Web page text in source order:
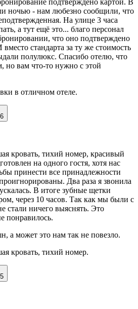
подтверждено картой. В
ночью - нам любезно сообщили, что
На улице 3 часа
а тут ещё это... благо персонал
что оно подтверждено
стандарта за ту же стоимость
полулюкс. Спасибо отелю, что
но вам что-то нужно с этой
в отличном отеле.
6
кровать, тихий номер, красивый
на одного гостя, хотя нас
принести все принадлежности
Два раза я звонила
В итоге зубные щетки
через 10 часов. Так как мы были с
стали ничего выяснять. Это
понравилось.
а может это нам так не повезло.
кровать, тихий номер.
5